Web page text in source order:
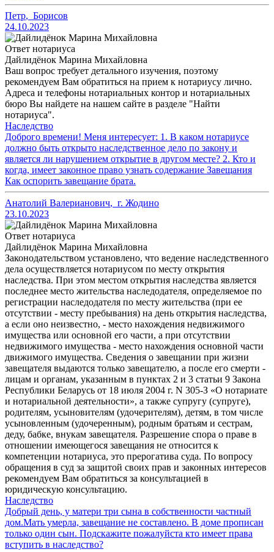
Петр, Борисов
24.10.2023
Ответ нотариуса
Дайлидёнок Марина Михайловна
Ваш вопрос требует детального изучения, поэтому
рекомендуем Вам обратиться на прием к нотариусу лично.
Адреса и телефоны нотариальных контор и нотариальных
бюро Вы найдете на нашем сайте в разделе "Найти
нотариуса".
Наследство
Доброго времени! Меня интересует: 1. В каком нотариусе
должно быть открыто наследственное дело по закону и
является ли нарушением открытие в другом месте? 2. Кто и
когда, имеет законное право узнать содержание Завещания
Как оспорить завещание брата.
Анатолий Валерианович, г. Жодино
23.10.2023
Ответ нотариуса
Дайлидёнок Марина Михайловна
Законодательством установлено, что ведение наследственного
дела осуществляется нотариусом по месту открытия
наследства. При этом местом открытия наследства является
последнее место жительства наследодателя, определяемое по
регистрации наследодателя по месту жительства (при ее
отсутствии - месту пребывания) на день открытия наследства,
а если оно неизвестно, - место нахождения недвижимого
имущества или основной его части, а при отсутствии
недвижимого имущества - место нахождения основной части
движимого имущества. Сведения о завещании при жизни
завещателя выдаются только завещателю, а после его смерти -
лицам и органам, указанным в пунктах 2 и 3 статьи 9 Закона
Республики Беларусь от 18 июля 2004 г. N 305-З «О нотариате
и нотариальной деятельности», а также супругу (супруге),
родителям, усыновителям (удочерителям), детям, в том числе
усыновленным (удочеренным), родным братьям и сестрам,
деду, бабке, внукам завещателя. Разрешение спора о праве в
отношении имеющегося завещания не относится к
компетенции нотариуса, это прерогатива суда. По вопросу
обращения в суд за защитой своих прав и законных интересов
рекомендуем Вам обратиться за консультацией в
юридическую консультацию.
Наследство
Добрый день, у матери три сына в собственности частный
дом.Мать умерла, завещание не составлено. В доме прописан
только один сын. Подскажите пожалуйста кто имеет права
вступить в наследство?